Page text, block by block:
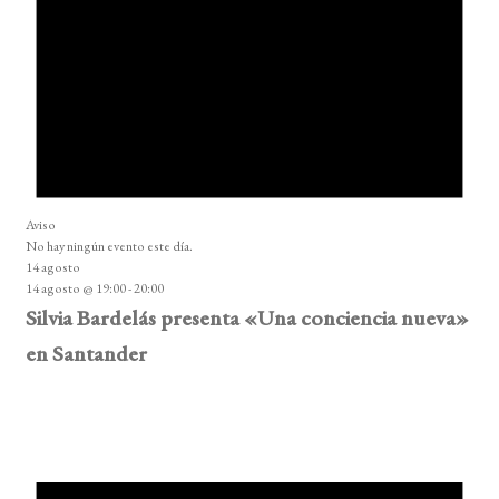
Aviso
No hay ningún evento este día.
14 agosto
14 agosto @ 19:00-20:00
Silvia Bardelás presenta «Una conciencia nueva»
en Santander